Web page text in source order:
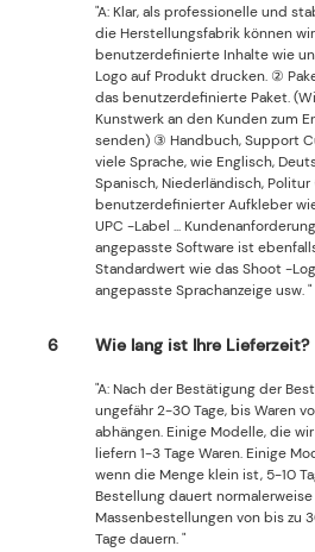
"A: Klar, als professionelle und
die Herstellungsfabrik können
benutzerdefinierte Inhalte wie
Logo auf Produkt drucken. ②
das benutzerdefinierte Paket.
Kunstwerk an den Kunden zum
senden) ③ Handbuch, Support
viele Sprache, wie Englisch,
Spanisch, Niederländisch,
benutzerdefinierter Aufkleber
UPC -Label ...
angepasste Software ist
Standardwert wie das Shoot -
angepasste Sprachanzeige usw. "
6 Wie lang ist Ihre Lieferzeit?
"A: Nach der Bestätigung der
ungefähr 2-30 Tage, bis Waren
abhängen. Einige Modelle, die
liefern 1-3 Tage Waren. Einige
wenn die Menge klein ist, 5-10
Bestellung dauert normalerweise
Massenbestellungen von bis zu
Tage dauern. "